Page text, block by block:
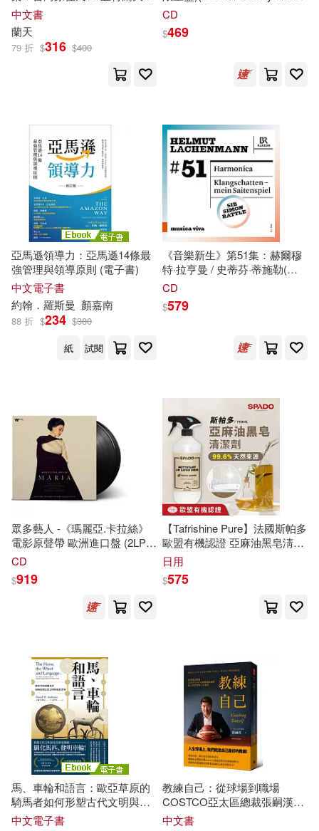
盧卡．諾維利(2) 祁富彤(2)
簡史朗(2)
賀金社（主編）(2) 金浩東(2)
陳玉峰(2)
馬健(2) 黃偉雯(2)
（意）史蒂夫·史蒂文森(2)
（法）瑪麗·法弗羅(2)
(法)凡爾納(1) (美)科特勒(1)
(美)約翰 S.提亞(1)
(美)里克沃特(1)
ALLAN H.ROPPER，MARTIN A.S
AMUELS，JOSHUA P.KLEIN，SA
SHANK PRASAD(1)
BOUTIQUE-SHA(1)
Lea Pearson(1) M. Mead(1)
Niki J.P. Alsford(1)
三采(3)
上海古籍出版社(3)
天下文化(3) 本中(3)
禾馬(3)
BR Klassik(2) Naxos(2)
上海科技教育出版社(2)
中國建材工業出版社(2)
中國科學技術出版社(2)
中國輕工業出版社(2)
中國農業科學技術出版社(2)
人民郵電出版社(2)
元華文創股份有限公司(2)
光明日報出版社(2) 前衛(2)
北京大學出版社(2)
免費電子書(1)
現在可購買商品(358)
作者/演唱/譯/編/繪(6)
價格
範圍
運(中英雙語版)
中文書
蘭天
79 折 $316 $400
the Beast)
CD
$469
亞馬遜領導力：亞馬遜14條最
強管理與領導原則 (電子書)
中文電子書
約翰．羅斯曼 顏嘉南
88 折 $234 $380
紙
試閱
《音樂新生》第51集：赫爾穆
特·拉亨曼 / 史蒂芬·蒂施勒(獨
奏)/ 菅原幸子(獨奏) / 逸見智子
賽門·拉圖,馬蒂亞斯·赫爾曼賽
伐利亞廣播交響樂團(Musica
viva, Vol. 51 Helmut
(soloist), Tomoko Hemmi
(soloist), Alexander Waite
(soloist) / Sir Simon Rattle,
Matthias Hermann /
Symphonie-Orchester des
Bayerischen Rundfunks)
CD
$579
眾多藝人 -《瑪麗亞.卡拉絲》
電影原聲帶 歐洲進口盤 (2LP)
(V.A. / MARIA (Original Motion
CD
$919
【Tafrishine Pure】法國斯帕多
歐盟有機認證 亞麻油黑皂淸潔
劑 99.6%天然來源 750ML X1
入(*100%天然來源* 法國原裝)
日用
$575
馬、車輪和語言：歐亞草原的
騎馬者如何形塑古代文明與現
代世界 (電子書)
中文電子書
教練自己：從球場到職場
COSTCO亞太區總裁張嗣漢的
工作原則與人生態度
中文書